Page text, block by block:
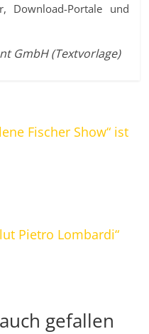
Download-Portale und
GmbH (Textvorlage)
Fischer Show“ ist
Pietro Lombardi“
gefallen